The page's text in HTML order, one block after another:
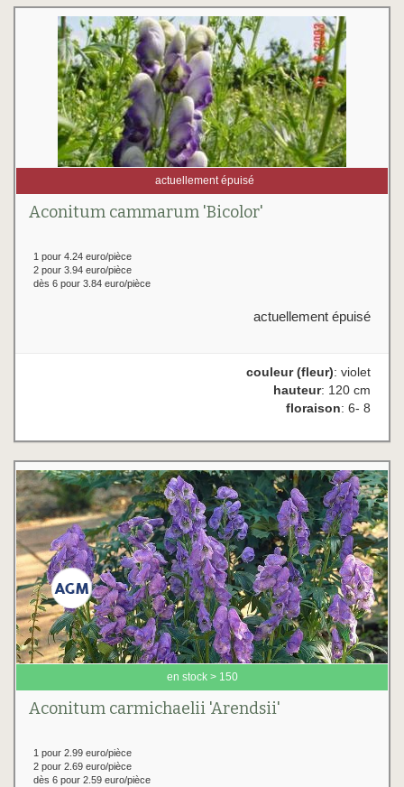
actuellement épuisé
Aconitum cammarum 'Bicolor'
1 pour 4.24 euro/pièce
2 pour 3.94 euro/pièce
dès 6 pour 3.84 euro/pièce
actuellement épuisé
couleur (fleur): violet
hauteur: 120 cm
floraison: 6- 8
en stock > 150
Aconitum carmichaelii 'Arendsii'
1 pour 2.99 euro/pièce
2 pour 2.69 euro/pièce
dès 6 pour 2.59 euro/pièce